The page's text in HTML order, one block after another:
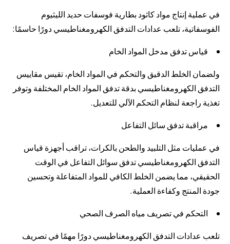
في عملية إنتاج مواد كاثود بطارية فوسفات حديد الليثيوم
الفوسفاتية، تلعب عدادات التدفق الكهرومغناطيسي دورًا حاسمًا:
قياس تدفق مدخل المواد الخام
ولضمان الخلط الدقيق والتحكم في المواد الخام، تقيس مقاييس
التدفق الكهرومغناطيسي بدقة تدفق المواد الخام المختلفة وتوفر
تغذية راجعة لنظام التحكم الآلي للتعديل.
مراقبة تدفق سائل التفاعل
في عمليات مثل التلبيد والطحن بالكرات، تراقب أجهزة قياس
التدفق الكهرومغناطيسي تدفق سوائل التفاعل في الوقت
الحقيقي، مما يضمن الخلط الكافي للمواد المتفاعلة وتحسين
جودة المنتج وكفاءة العملية.
التحكم في تصريف مياه الصرف الصحي
تلعب عدادات التدفق الكهرومغناطيسي دورًا مهمًا في تصريف